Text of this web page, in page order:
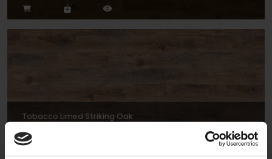
Tobacco Limed Striking Oak
M008W125L1000